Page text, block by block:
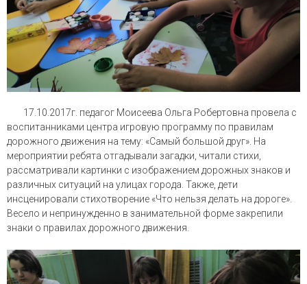
17.10.2017г. педагог Моисеева Ольга Робертовна провела с
воспитанниками центра игровую программу по правилам
дорожного движения на тему: «Самый большой друг». На
мероприятии ребята отгадывали загадки, читали стихи,
рассматривали картинки с изображением дорожных знаков и
различных ситуаций на улицах города. Также, дети
инсценировали стихотворение «Что нельзя делать на дороге».
Весело и непринужденно в занимательной форме закрепили
знаки о правилах дорожного движения.